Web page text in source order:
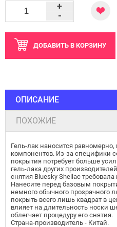
-
+
ДОБАВИТЬ В КОРЗИНУ
ОПИСАНИЕ
ПОХОЖИЕ
Гель-лак наносится
компонентов. Из-за специфики
покрытия потребует больше
гель-лака других
снятия Bluesky Shellac
Нанесите перед базовым
немного обычного прозрачного
покрыть всего лишь квадрат в
влияет на длительность носки
облегчает процедуру его снятия.
Страна-производитель - Китай.